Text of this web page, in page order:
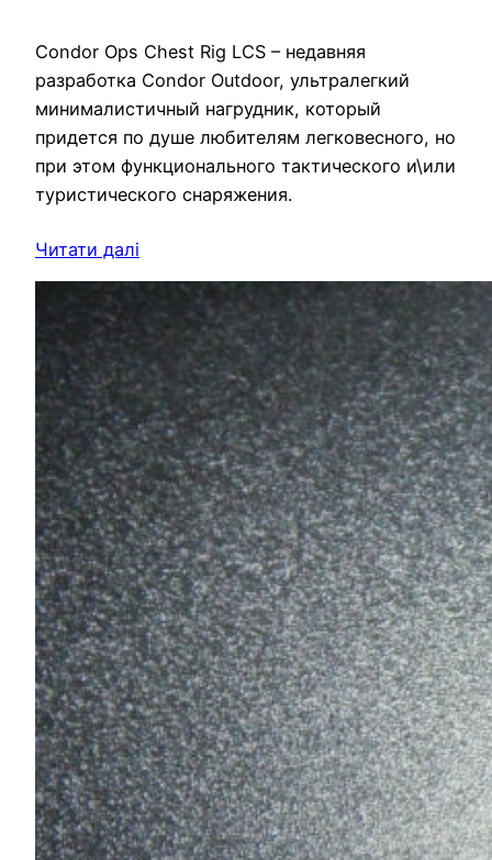
Condor Ops Chest Rig LCS – недавняя
разработка Condor Outdoor, ультралегкий
минималистичный нагрудник, который
придется по душе любителям легковесного, но
при этом функционального тактического и\или
туристического снаряжения.
Читати далі